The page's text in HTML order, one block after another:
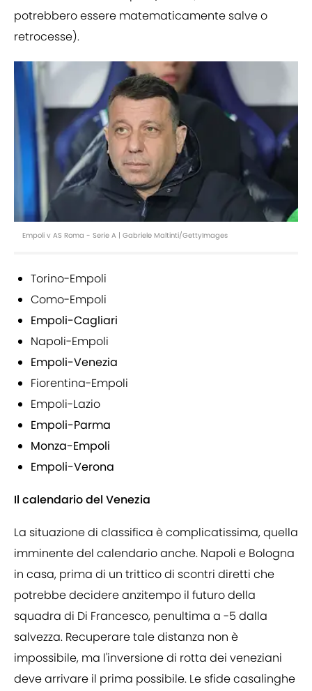
potrebbero essere matematicamente salve o
retrocesse).
Empoli v AS Roma - Serie A | Gabriele Maltinti/GettyImages
Torino-Empoli
Como-Empoli
Empoli-Cagliari
Napoli-Empoli
Empoli-Venezia
Fiorentina-Empoli
Empoli-Lazio
Empoli-Parma
Monza-Empoli
Empoli-Verona
Il calendario del Venezia
La situazione di classifica è complicatissima, quella
imminente del calendario anche. Napoli e Bologna
in casa, prima di un trittico di scontri diretti che
potrebbe decidere anzitempo il futuro della
squadra di Di Francesco, penultima a -5 dalla
salvezza. Recuperare tale distanza non è
impossibile, ma l'inversione di rotta dei veneziani
deve arrivare il prima possibile. Le sfide casalinghe